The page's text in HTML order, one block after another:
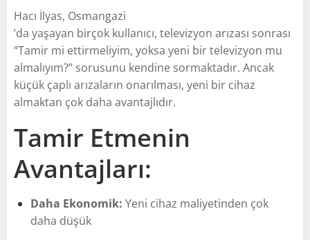
Hacı İlyas, Osmangazi
’da yaşayan birçok kullanıcı, televizyon arızası sonrası
“Tamir mi ettirmeliyim, yoksa yeni bir televizyon mu
almalıyım?” sorusunu kendine sormaktadır. Ancak
küçük çaplı arızaların onarılması, yeni bir cihaz
almaktan çok daha avantajlıdır.
Tamir Etmenin
Avantajları:
Daha Ekonomik: Yeni cihaz maliyetinden çok
daha düşük